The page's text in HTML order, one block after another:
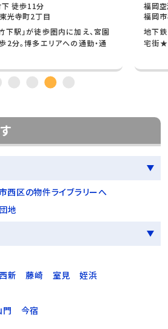
福岡空港線 藤崎 徒歩2分
福岡市早良区百道2丁目
地下鉄空港線【藤崎駅】徒歩2分★ 閑静
宅街★オートロック付きマンション★
西区の物件ライブラリーへ
地
西新 藤崎 室見
姪浜
門 今宿